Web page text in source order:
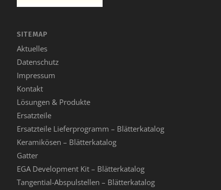
SITEMAP
Aktuelles
Datenschutz
Impressum
Kontakt
Lösungen & Produkte
Ersatzteile
Ersatzteile Lieferprogramm – Blätterkatalog
Keramikösen – Blätterkatalog
Gatter
EGA Development Kit – Blätterkatalog
Tangential-Abspulstellen – Blätterkatalog